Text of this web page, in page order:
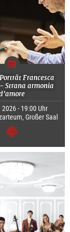
Francesca
Strana armonia
- 19:00 Uhr
Großer Saal
weiter